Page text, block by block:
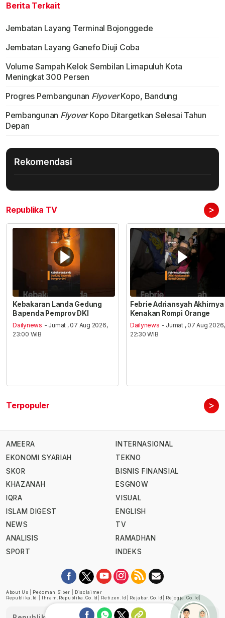
Berita Terkait
Jembatan Layang Terminal Bojonggede
Jembatan Layang Ganefo Diuji Coba
Volume Sampah Kelok Sembilan Limapuluh Kota
Meningkat 300 Persen
Progres Pembangunan FlyoverKopo, Bandung
Pembangunan FlyoverKopo Ditargetkan Selesai Tahun
Depan
Rekomendasi
Republika TV >
Kebakaran Landa Gedung
Bapenda Pemprov DKI
Dailynews - Jumat , 07 Aug 2026,
23:00 WIB
Febrie Adriansyah Akhirnya
Kenakan Rompi Orange
Dailynews - Jumat , 07 Aug 2026,
22:30 WIB
Terpopuler >
AMEERA
EKONOMI SYARIAH
SKOR
KHAZANAH
IQRA
ISLAM DIGEST
NEWS
ANALISIS
SPORT
INTERNASIONAL
TEKNO
BISNIS FINANSIAL
ESGNOW
VISUAL
ENGLISH
TV
RAMADHAN
INDEKS
About Us Pedoman Siber
Disclaimer
Republika.id
Ihram.republika.co.id Retizen.id Rejabar.co.id Rejogja.co.id